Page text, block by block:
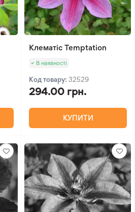
Клематіс Temptation
В наявності
Код товару: 32529
294.00 грн.
КУПИТИ